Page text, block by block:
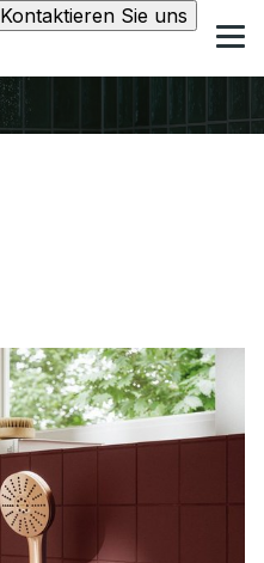
Kontaktieren Sie uns